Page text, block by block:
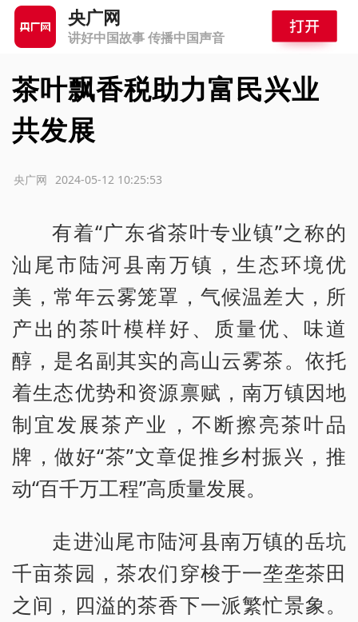
央广网
讲好中国故事 传播中国声音
茶叶飘香税助力富民兴业
共发展
2024-05-12 10:25:53
央广网
有着“广东省茶叶专业镇”之称的
汕尾市陆河县南万镇，生态环境优
美，常年云雾笼罩，气候温差大，所
产出的茶叶模样好、质量优、味道
醇，是名副其实的高山云雾茶。依托
着生态优势和资源禀赋，南万镇因地
制宜发展茶产业，不断擦亮茶叶品
牌，做好“茶”文章促推乡村振兴，推
动“百千万工程”高质量发展。
走进汕尾市陆河县南万镇的岳坑
千亩茶园，茶农们穿梭于一垄垄茶田
之间，四溢的茶香下一派繁忙景象。